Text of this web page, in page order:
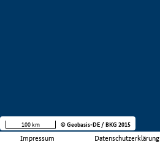
Impressum Datenschutzerklärung
100 km © Geobasis-DE / BKG 2015